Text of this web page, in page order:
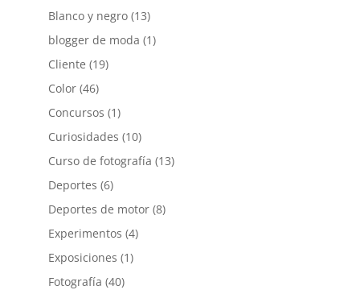
Blanco y negro(13)
blogger de moda (1)
Cliente (19)
Color(46)
Concursos (1)
Curiosidades (10)
Curso de fotografía (13)
Deportes (6)
Deportes de motor(8)
Experimentos (4)
Exposiciones (1)
Fotografía (40)